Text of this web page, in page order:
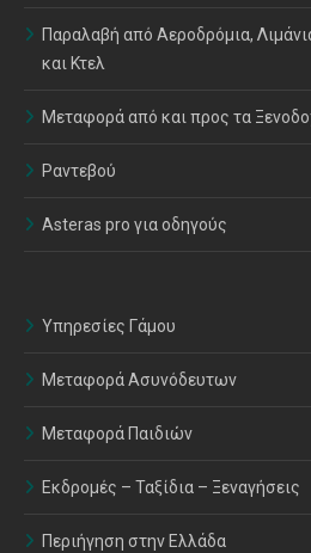
Παραλαβή από Αεροδρόμια,
και Κτελ
Μεταφορά από και προς τα
Ραντεβού
Asteras pro για οδηγούς
Υπηρεσίες Γάμου
Μεταφορά Ασυνόδευτων
Μεταφορά Παιδιών
Εκδρομές – Ταξίδια – Ξεναγήσεις
Περιήγηση στην Ελλάδα